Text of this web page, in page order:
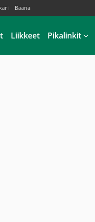
Baana
Liikkeet Pikalinkit